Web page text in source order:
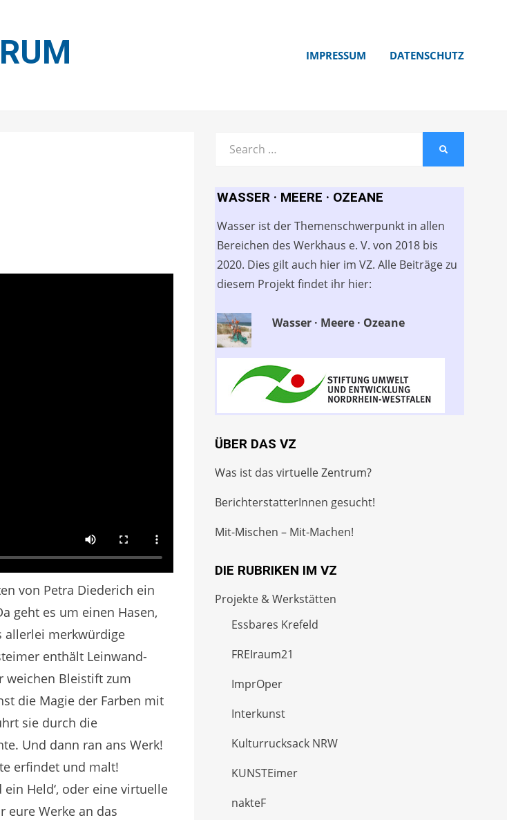
IMPRESSUM DATENSCHUTZ
von Petra Diederich ein
geht es um einen Hasen,
allerlei merkwürdige
enthält Leinwand-
weichen Bleistift zum
die Magie der Farben mit
sie durch die
Und dann ran ans Werk!
erfindet und malt!
Held‘, oder eine virtuelle
eure Werke an das
WASSER · MEERE · OZEANE
Wasser ist der Themenschwerpunkt in allen
Bereichen des Werkhaus e. V. von 2018 bis
2020. Dies gilt auch hier im VZ. Alle Beiträge zu
diesem Projekt findet ihr hier:
Wasser · Meere · Ozeane
ÜBER DAS VZ
Was ist das virtuelle Zentrum?
BerichterstatterInnen gesucht!
Mit-Mischen – Mit-Machen!
DIE RUBRIKEN IM VZ
Projekte & Werkstätten
Essbares Krefeld
FREIraum21
ImprOper
Interkunst
Kulturrucksack NRW
KUNSTEimer
nakteF